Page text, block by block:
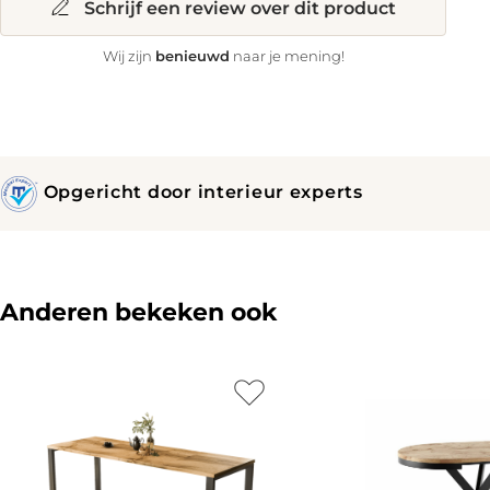
Schrijf een review over dit product
Wij zijn benieuwd naar je mening!
Opgericht door interieur experts
Anderen bekeken ook